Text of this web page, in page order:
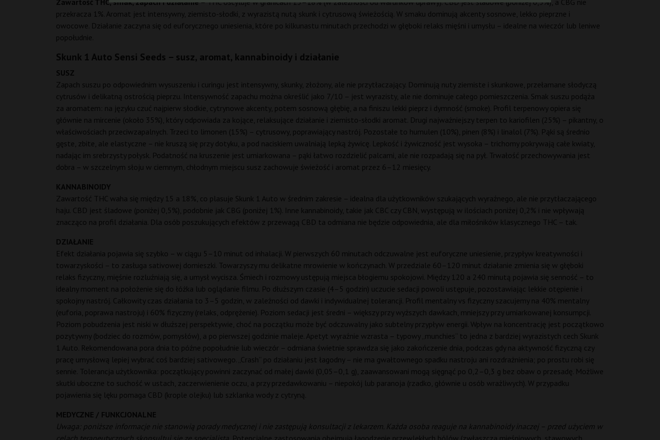
Zawartość THC, smak, zapach i działanie– THC oscyluje w granicach 15–18% (w zależności od warunków uprawy). CBD jest śladowe (poniżej 0,5%), a CBG nie
przekracza 1%. Aromat jest intensywny, ziemisto-słodki, z wyrazistą nutą skunk i cytrusową świeżością. W smaku dominują akcenty sosnowe, lekko pieprzne i
owocowe. Działanie zaczyna się od euforycznego uniesienia, które po kilkunastu minutach przechodzi w głęboki relaks mięśni i umysłu – idealne na wieczór lub leniwe
popołudnie.
Skunk 1 Auto Sensi Seeds – susz, aromat, kannabinoidy i działanie
SUSZ
Zapach suszu po odpowiednim wysuszeniu i curingu jest intensywny, skunky, złożony, ale nie przytłaczający. Dominują nuty ziemiste i skunkowe, przełamane słodyczą
cytrusów i delikatną ostrością pieprzu. Intensywność zapachu można określić jako 7/10 – jest wyrazisty, ale nie dominuje całego pomieszczenia. Smak suszu podąża
za aromatem: na języku czuć najpierw słodkie, cytrynowe akcenty, potem sosnową głębię, a na finiszu lekki pieprz i dymność (smoke). Profil terpenowy opiera się
głównie na mircenie (około 35%), który odpowiada za kojące, relaksujące działanie i ziemisto-słodki aromat. Drugi najważniejszy terpen to kariofilen (25%) – pikantny, o
właściwościach przeciwzapalnych. Trzeci to limonen (15%) – cytrusowy, poprawiający nastrój. Pozostałe to humulen (10%), pinen (8%) i linalol (7%). Pąki są średnio
gęste, zbite, ale elastyczne – nie kruszą się przy dotyku, a pod naciskiem uwalniają lepką żywicę. Lepkość i żywiczność jest wysoka – trichomy pokrywają całe kwiaty,
nadając im srebrzysty połysk. Podatność na kruszenie jest umiarkowana – pąki łatwo rozdzielić palcami, ale nie rozpadają się na pył. Trwałość przechowywania jest
dobra – w szczelnym słoju w ciemnym, chłodnym miejscu susz zachowuje świeżość i aromat przez 6–12 miesięcy.
KANNABINOIDY
Zawartość THC waha się między 15 a 18%, co plasuje Skunk 1 Auto w średnim zakresie – idealna dla użytkowników szukających wyraźnego, ale nie przytłaczającego
haju. CBD jest śladowe (poniżej 0,5%), podobnie jak CBG (poniżej 1%). Inne kannabinoidy, takie jak CBC czy CBN, występują w ilościach poniżej 0,2% i nie wpływają
znacząco na profil działania. Dla osób poszukujących efektów z przewagą CBD ta odmiana nie będzie odpowiednia, ale dla miłośników klasycznego THC – tak.
DZIAŁANIE
Efekt działania pojawia się szybko – w ciągu 5–10 minut od inhalacji. W pierwszych 60 minutach odczuwalne jest euforyczne uniesienie, przypływ kreatywności i
towarzyskości – to zasługa sativowej domieszki. Towarzyszy mu delikatne mrowienie w kończynach. W przedziale 60–120 minut działanie zmienia się w głęboki
relaks fizyczny, mięśnie rozluźniają się, a umysł wycisza. Śmiech i rozmowy ustępują miejsca błogiemu spokojowi. Między 120 a 240 minutą pojawia się senność – to
idealny moment na położenie się do łóżka lub oglądanie filmu. Po dłuższym czasie (4–5 godzin) uczucie sedacji powoli ustępuje, pozostawiając lekkie otępienie i
spokojny nastrój. Całkowity czas działania to 3–5 godzin, w zależności od dawki i indywidualnej tolerancji. Profil mentalny vs fizyczny szacujemy na 40% mentalny
(euforia, poprawa nastroju) i 60% fizyczny (relaks, odprężenie). Poziom sedacji jest średni – większy przy wyższych dawkach, mniejszy przy umiarkowanej konsumpcji.
Poziom pobudzenia jest niski w dłuższej perspektywie, choć na początku może być odczuwalny jako subtelny przypływ energii. Wpływ na koncentrację jest początkowo
pozytywny (bodziec do rozmów, pomysłów), a po pierwszej godzinie maleje. Apetyt wyraźnie wzrasta – typowy „munchies” to jedna z bardziej wyrazistych cech Skunk
1 Auto. Rekomendowana pora dnia to późne popołudnie lub wieczór – odmiana świetnie sprawdza się jako zakończenie dnia, podczas gdy na aktywność fizyczną czy
pracę umysłową lepiej wybrać coś bardziej sativowego. „Crash” po działaniu jest łagodny – nie ma gwałtownego spadku nastroju ani rozdrażnienia; po prostu robi się
sennie. Tolerancja użytkownika: początkujący powinni zaczynać od małej dawki (0,05–0,1 g), zaawansowani mogą sięgnąć po 0,2–0,3 g bez obaw o przesadę. Możliwe
skutki uboczne to suchość w ustach, zaczerwienienie oczu, a przy przedawkowaniu – niepokój lub paranoja (rzadko, głównie u osób wrażliwych). W przypadku
pojawienia się lęku pomaga CBD (krople olejku) lub szklanka wody z cytryną.
MEDYCZNE / FUNKCJONALNE
Uwaga: poniższe informacje nie stanowią porady medycznej i nie zastępują konsultacji z lekarzem. Każda osoba reaguje na kannabinoidy inaczej – przed użyciem w